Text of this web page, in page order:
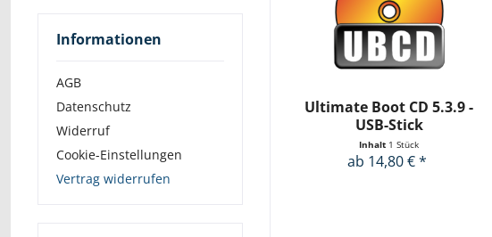
& mehr
Informationen
AGB
Datenschutz
Widerruf
Cookie-Einstellungen
Vertrag widerrufen
Ultimate Boot CD 5.3.9 -
USB-Stick
Inhalt 1 Stück
ab 14,80 € *